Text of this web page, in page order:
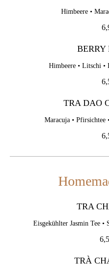
Himbeere •
BERRY
Maracuja • Pfirsichtee
Eisgekühlter Jasmin Tee •
TRÀ
Eisgekühlter Jasmin Tee •
Himbeere •
BERRY
Himbeere • Litschi •
TRA DAO
Maracuja • Pfirsichtee
TRA
Eisgekühlter Jasmin Tee •
TRÀ